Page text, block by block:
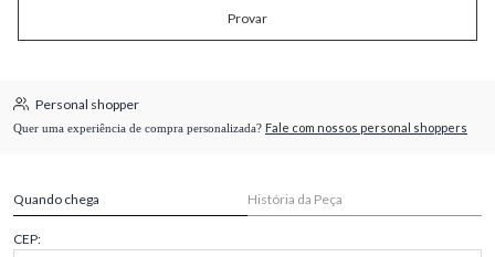
Provar
Personal shopper
Quer uma experiência de compra personalizada? Fale com nossos personal shoppers
Quando chega História da Peça
CEP: